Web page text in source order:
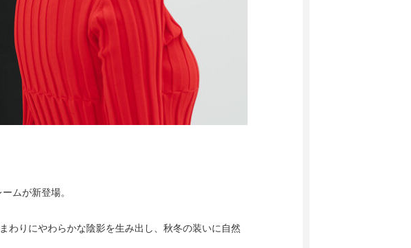
ムが新登場。
わりにやわらかな陰影を生み出し、秋冬の装いに自然